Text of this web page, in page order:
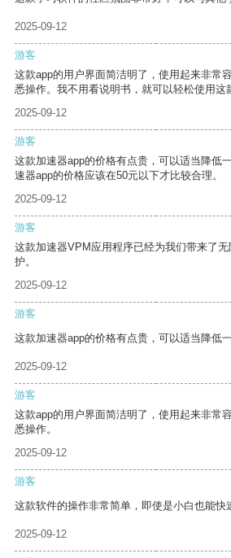
2025-09-12
游客
这款app的用户界面简洁明了，使用起来非常
悉操作。我不用看说明书，就可以轻松使用这
2025-09-12
游客
这款加速器app的价格有点贵，可以适当降低
速器app的价格应该在50元以下才比较合理。
2025-09-12
游客
这款加速器VPM应用程序已经为我们带来了
护。
2025-09-12
游客
这款加速器app的价格有点贵，可以适当降低
2025-09-12
游客
这款app的用户界面简洁明了，使用起来非常
悉操作。
2025-09-12
游客
这款软件的操作非常简单，即使是小白也能快
2025-09-12